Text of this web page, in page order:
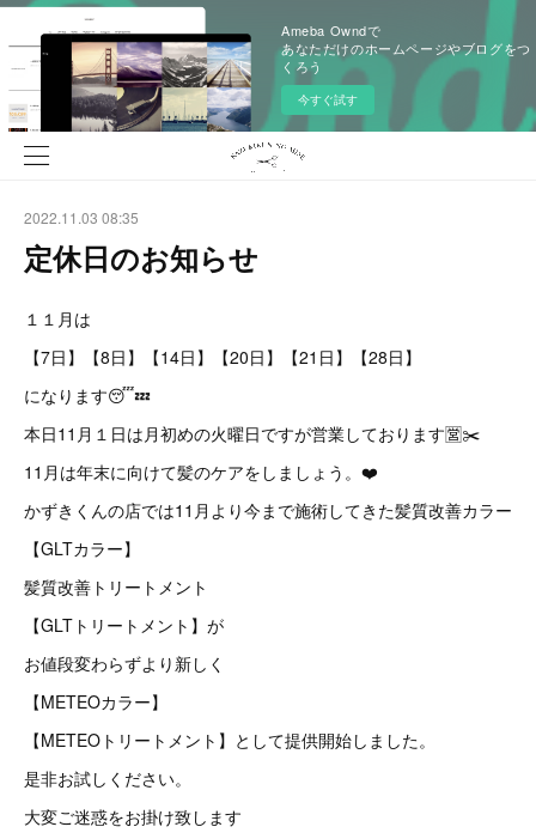
Ameba Owndで
あなただけのホームページやブログをつ
くろう
今すぐ試す
2022.11.03 08:35
定休日のお知らせ
１１月は
【7日】【8日】【14日】【20日】【21日】【28日】
になります😴💤
本日11月１日は月初めの火曜日ですが営業しております🈺✂️
11月は年末に向けて髪のケアをしましょう。❤️
かずきくんの店では11月より今まで施術してきた髪質改善カラー
【GLTカラー】
髪質改善トリートメント
【GLTトリートメント】が
お値段変わらずより新しく
【METEOカラー】
【METEOトリートメント】として提供開始しました。
是非お試しください。
大変ご迷惑をお掛け致します